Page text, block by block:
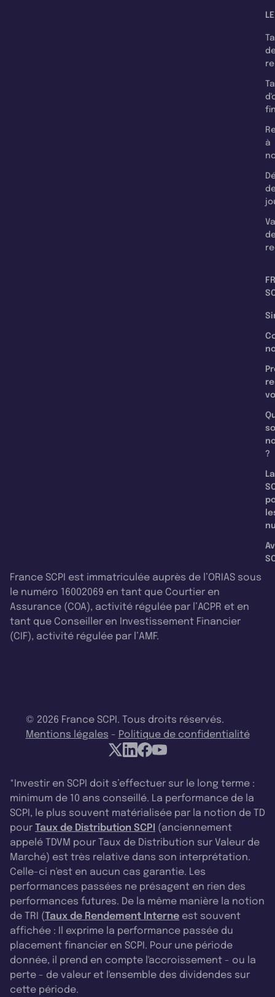
à
?
La
France SCPI est immatriculée auprès de l’ORIAS sous
le numéro 16002069 en tant que Courtier en
Assurance (COA), activité régulée par l’ACPR et en
tant que Conseiller en Investissement Financier
(CIF), activité régulée par l’AMF.
© 2026 France SCPI. Tous droits réservés.
Mentions légales - Politique de confidentialité
*Investir en SCPI doit s’effectuer sur le long terme :
minimum de 10 ans conseillé. La performance de la
SCPI, le plus souvent matérialisée par la notion de TD
pour Taux de Distribution SCPI (anciennement
appelé TDVM pour Taux de Distribution sur Valeur de
Marché) est très relative dans son interprétation.
Celle-ci n'est en aucun cas garantie. Les
performances passées ne présagent en rien des
performances futures. De la même manière la notion
de TRI (Taux de Rendement Interne est souvent
affichée : Il exprime la performance passée du
placement financier en SCPI. Pour une période
donnée, il prend en compte l'accroissement - ou la
perte - de valeur et l'ensemble des dividendes sur
cette période.